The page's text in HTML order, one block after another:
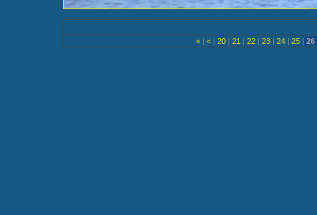
« | < | 20 | 21 | 22 | 23 | 24 | 25 | 26